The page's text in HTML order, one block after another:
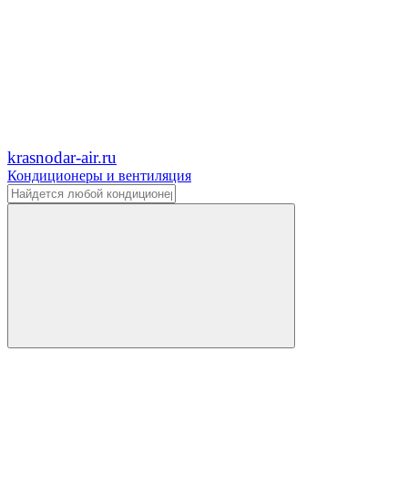
krasnodar-air.ru
Кондиционеры и вентиляция